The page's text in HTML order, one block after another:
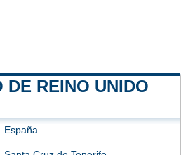
DE REINO UNIDO
España